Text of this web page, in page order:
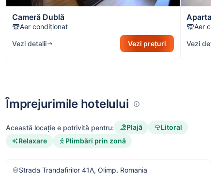
Cameră Dublă
Aer condiționat
Vezi detalii Vezi prețuri
Aer
Vezi
Împrejurimile hotelului
Această locație e potrivită pentru: Plajă
Litoral
Relaxare
Plimbări prin zonă
Strada Trandafirilor 41A, Olimp, Romania